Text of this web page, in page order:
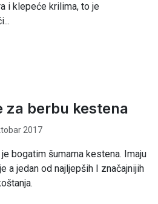
i klepeće krilima, to je
za berbu kestena
2017
bogatim šumama kestena. Imaju
a jedan od najljepših I značajnijih